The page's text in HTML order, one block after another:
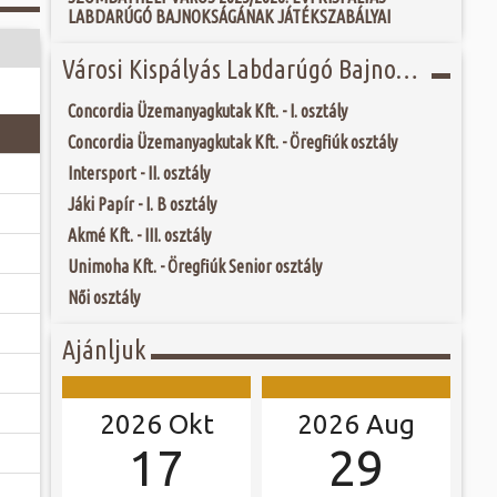
Fő tere már a 13.
a városfalain
piacokat, egyes
tér Szombathely...
egyben
a
játékkal és
a lépést a
LABDARÚGÓ BAJNOKSÁGÁNAK JÁTÉKSZABÁLYAI
Városi Kispályás Labdarúgó Bajnokság 2018.
Concordia Üzemanyagkutak Kft. - I. osztály
Concordia Üzemanyagkutak Kft. - Öregfiúk osztály
Intersport - II. osztály
Jáki Papír - I. B osztály
Akmé Kft. - III. osztály
Unimoha Kft. - Öregfiúk Senior osztály
Női osztály
Ajánljuk
2026 Okt
17
2026 Aug
29